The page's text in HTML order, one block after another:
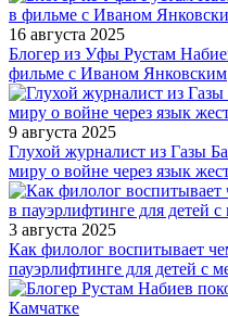
16 августа 2025
Блогер из Уфы Рустам
фильме с Иваном Янковским
9 августа 2025
Глухой журналист из Газы
миру о войне через язык
3 августа 2025
Как филолог воспитывает
пауэрлифтинге для детей с